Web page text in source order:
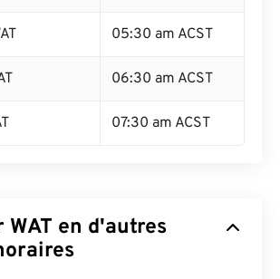
05:30 am ACST
06:30 am ACST
07:30 am ACST
en d'autres